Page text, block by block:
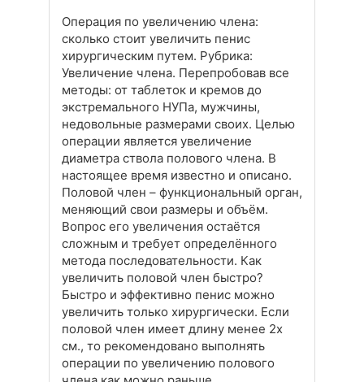
Операция по увеличению члена:
сколько стоит увеличить пенис
хирургическим путем. Рубрика:
Увеличение члена. Перепробовав все
методы: от таблеток и кремов до
экстремального НУПа, мужчины,
недовольные размерами своих. Целью
операции является увеличение
диаметра ствола полового члена. В
настоящее время известно и описано.
Половой член – функциональный орган,
меняющий свои размеры и объём.
Вопрос его увеличения остаётся
сложным и требует определённого
метода последовательности. Как
увеличить половой член быстро?
Быстро и эффективно пенис можно
увеличить только хирургически. Если
половой член имеет длину менее 2х
см., то рекомендовано выполнять
операции по увеличению полового